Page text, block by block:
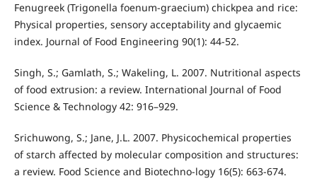
Fenugreek (Trigonella foenum-graecium) chickpea and rice:
Physical properties, sensory acceptability and glycaemic
index. Journal of Food Engineering 90(1): 44-52.
Singh, S.; Gamlath, S.; Wakeling, L. 2007. Nutritional aspects
of food extrusion: a review. International Journal of Food
Science & Technology 42: 916–929.
Srichuwong, S.; Jane, J.L. 2007. Physicochemical properties
of starch affected by molecular composition and structures:
a review. Food Science and Biotechno-logy 16(5): 663-674.